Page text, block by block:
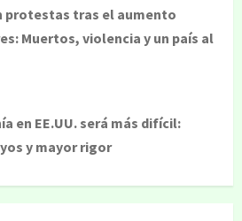
protestas tras el aumento
Muertos, violencia y un país al
en EE.UU. será más difícil:
y mayor rigor